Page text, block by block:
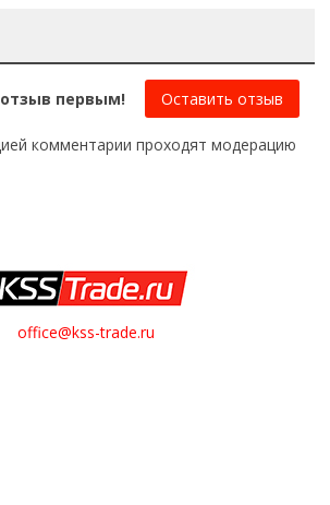
первым! Оставить отзыв
комментарии проходят модерацию
office@kss-trade.ru